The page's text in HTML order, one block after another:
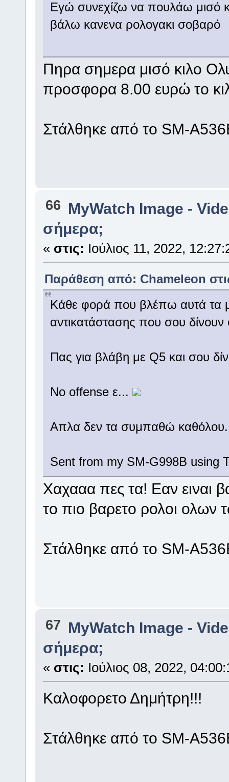
Εγώ συνεχίζω να πουλάω μισό
βάλω κανενα ρολογακι σοβαρό
Πηρα σημερα μισό κιλο
προσφορα 8.00 ευρώ το
Στάλθηκε από το SM-
66 MyWatch Ιmage -
σήμερα;
« στις: Ιούλιος 11, 2022,
Παράθεση από: Chameleon
Κάθε φορά που βλέπω αυτά τα
αντικατάστασης που σου
Πας για βλάβη με Q5 και σου
No offense ε...
Απλα δεν τα συμπαθώ
Sent from my SM-G998B using
Χαχααα πες τα! Εαν ειναι
το πιο βαρετο ρολοι ολων
Στάλθηκε από το SM-
67 MyWatch Ιmage -
σήμερα;
« στις: Ιούλιος 08, 2022,
Καλοφορετο Δημήτρη!!!
Στάλθηκε από το SM-